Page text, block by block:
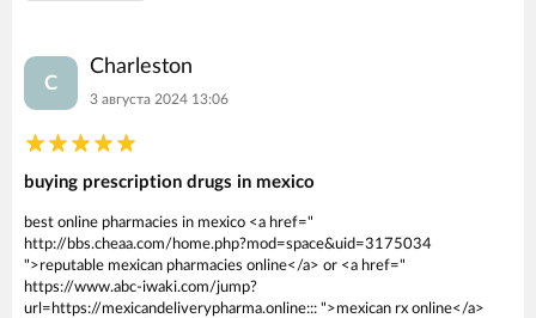
C
Charleston
3 августа 2024 13:06
buying prescription drugs in mexico
best online pharmacies in mexico <a href="
http://bbs.cheaa.com/home.php?mod=space&uid=3175034
">reputable mexican pharmacies online</a> or <a href="
https://www.abc-iwaki.com/jump?
url=https://mexicandeliverypharma.online::: ">mexican rx online</a>